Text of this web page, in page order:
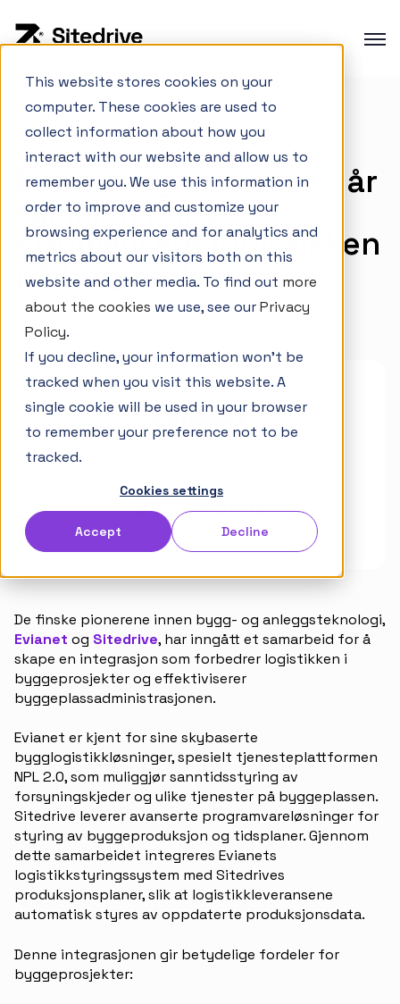
This website stores cookies on your
computer. These cookies are used to
collect information about how you
interact with our website and allow us to
remember you. We use this information in
order to improve and customize your
browsing experience and for analytics and
metrics about our visitors both on this
website and other media. To find out more
about the cookies we use, see ourPrivacy
Policy.
If you decline, your information won’t be
tracked when you visit this website. A
single cookie will be used in your browser
to remember your preference not to be
tracked.
Cookies settings
Accept Decline
Produktoversikt
Produksjonsstyring
Prosjektporteføljestyring
Integrasjoner
Interaktiv demo
Casestudier
Endringslogg
Artikler
Takt-håndbok
Partnere
Karriere
Suomi
Nyheter
Evianet og Sitedrive går
sammen om å
optimalisere logistikken
på byggeplasser
april 27, 2026
De finske pionerene innen bygg- og anleggsteknologi,
Evianet og Sitedrive, har inngått et samarbeid for å
skape en integrasjon som forbedrer logistikken i
byggeprosjekter og effektiviserer
byggeplassadministrasjonen.
Evianet er kjent for sine skybaserte
bygglogistikkløsninger, spesielt tjenesteplattformen
NPL 2.0, som muliggjør sanntidsstyring av
forsyningskjeder og ulike tjenester på byggeplassen.
Sitedrive leverer avanserte programvareløsninger for
styring av byggeproduksjon og tidsplaner. Gjennom
dette samarbeidet integreres Evianets
logistikkstyringssystem med Sitedrives
produksjonsplaner, slik at logistikkleveransene
automatisk styres av oppdaterte produksjonsdata.
Denne integrasjonen gir betydelige fordeler for
byggeprosjekter: